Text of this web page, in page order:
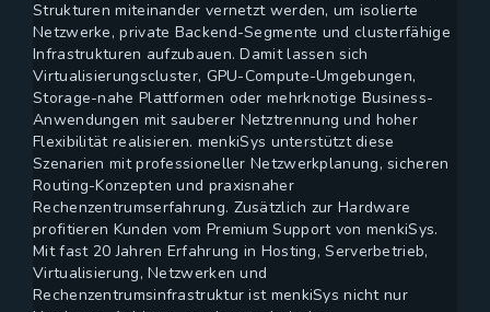
Strukturen miteinander vernetzt werden, um isolierte
Netzwerke, private Backend-Segmente und clusterfähige
Infrastrukturen aufzubauen. Damit lassen sich
Virtualisierungscluster, GPU-Compute-Umgebungen,
Storage-nahe Plattformen oder mehrknotige Business-
Anwendungen mit sauberer Netztrennung und hoher
Flexibilität realisieren. menkiSys unterstützt diese
Szenarien mit professioneller Netzwerkplanung, sicheren
Routing-Konzepten und praxisnaher
Rechenzentrumserfahrung. Zusätzlich zur Hardware
profitieren Kunden vom Premium Support von menkiSys.
Mit fast 20 Jahren Erfahrung in Hosting, Serverbetrieb,
Virtualisierung, Netzwerken und
Rechenzentrumsinfrastruktur ist menkiSys nicht nur